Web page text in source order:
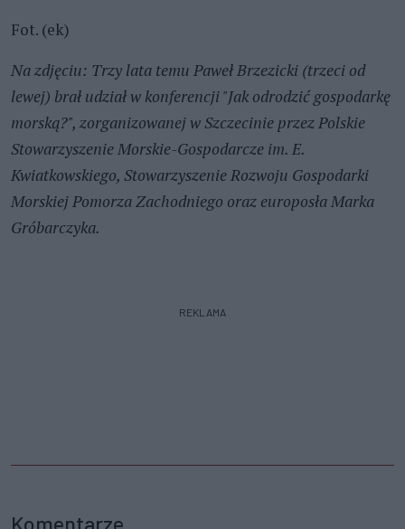
Fot. (ek)
Na zdjęciu: Trzy lata temu Paweł Brzezicki (trzeci od
lewej) brał udział w konferencji "Jak odrodzić gospodarkę
morską?", zorganizowanej w Szczecinie przezPolskie
Stowarzyszenie Morskie-Gospodarcze im. E.
Kwiatkowskiego, Stowarzyszenie Rozwoju Gospodarki
Morskiej Pomorza Zachodniego oraz europosła Marka
Gróbarczyka.
REKLAMA
Komentarze